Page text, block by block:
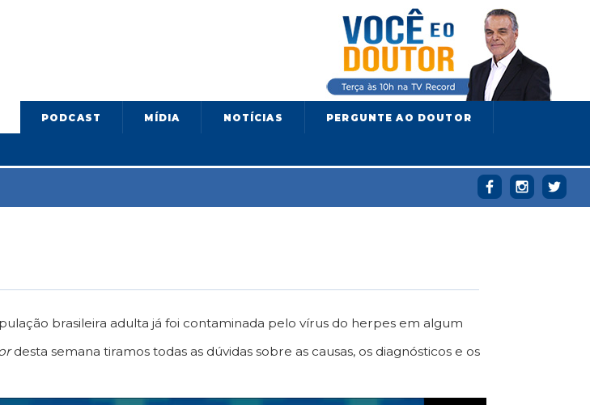
PODCAST MÍDIA NOTÍCIAS PERGUNTE AO DOUTOR
brasileira adulta já foi contaminada pelo vírus do herpes em algum
desta semana tiramos todas as dúvidas sobre as causas, os diagnósticos e os